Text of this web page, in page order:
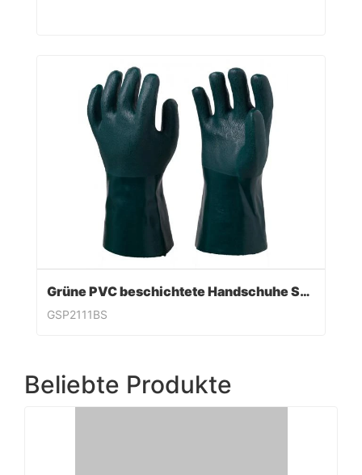
Grüne PVC beschichtete Handschuhe Sandy Finish
GSP2111BS
Beliebte Produkte